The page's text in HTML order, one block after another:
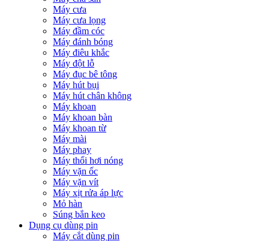
Máy cưa
Máy cưa lọng
Máy đầm cóc
Máy đánh bóng
Máy điêu khắc
Máy đột lỗ
Máy đục bê tông
Máy hút bụi
Máy hút chân không
Máy khoan
Máy khoan bàn
Máy khoan từ
Máy mài
Máy phay
Máy thổi hơi nóng
Máy vặn ốc
Máy vặn vít
Máy xịt rửa áp lực
Mỏ hàn
Súng bắn keo
Dụng cụ dùng pin
Máy cắt dùng pin